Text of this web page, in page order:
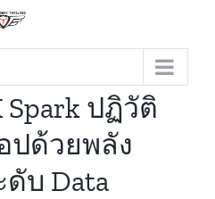
Spark ปฏิวัติ
ปด้วยพลัง
บ Data